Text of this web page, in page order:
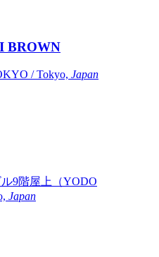
BROWN
/ Tokyo, Japan
9階屋上（YODO
Japan